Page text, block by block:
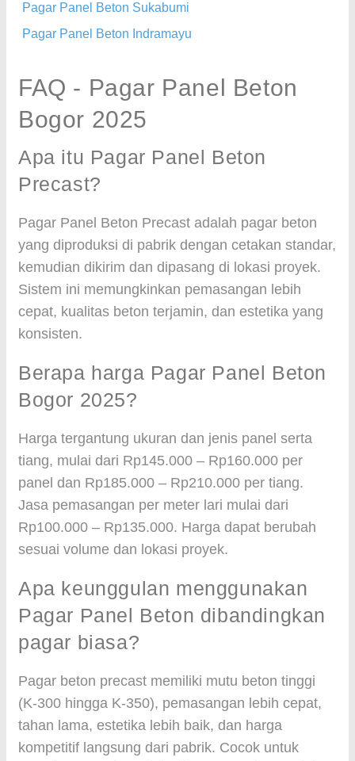
Pagar Panel Beton Sukabumi
Pagar Panel Beton Indramayu
FAQ - Pagar Panel Beton
Bogor 2025
Apa itu Pagar Panel Beton
Precast?
Pagar Panel Beton Precast adalah pagar beton
yang diproduksi di pabrik dengan cetakan standar,
kemudian dikirim dan dipasang di lokasi proyek.
Sistem ini memungkinkan pemasangan lebih
cepat, kualitas beton terjamin, dan estetika yang
konsisten.
Berapa harga Pagar Panel Beton
Bogor 2025?
Harga tergantung ukuran dan jenis panel serta
tiang, mulai dari Rp145.000 – Rp160.000 per
panel dan Rp185.000 – Rp210.000 per tiang.
Jasa pemasangan per meter lari mulai dari
Rp100.000 – Rp135.000. Harga dapat berubah
sesuai volume dan lokasi proyek.
Apa keunggulan menggunakan
Pagar Panel Beton dibandingkan
pagar biasa?
Pagar beton precast memiliki mutu beton tinggi
(K-300 hingga K-350), pemasangan lebih cepat,
tahan lama, estetika lebih baik, dan harga
kompetitif langsung dari pabrik. Cocok untuk